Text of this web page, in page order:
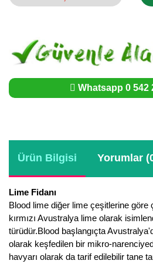
Whatsapp 0 542
Ürün Bilgisi Yorumlar
Lime Fidanı
Blood lime diğer lime çeşitlerine göre
kırmızı Avustralya lime olarak
türüdür.Blood başlangıçta
olarak keşfedilen bir mikro-
havyarı olarak da tarif edilebilir tane